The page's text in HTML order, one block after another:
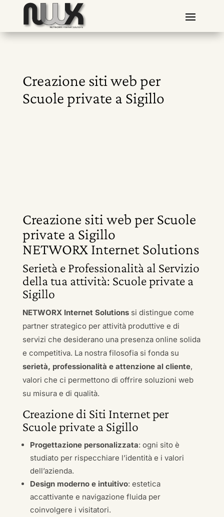
Creazione siti web per
Scuole private a Sigillo
Creazione siti web per Scuole
private a Sigillo
NETWORX Internet Solutions
Serietà e Professionalità al Servizio
della tua attività: Scuole private a
Sigillo
NETWORX Internet Solutionssi distingue come
partner strategico per attività produttive e di
servizi che desiderano una presenza online solida
e competitiva. La nostra filosofia si fonda su
serietà, professionalità e attenzione al cliente,
valori che ci permettono di offrire soluzioni web
su misura e di qualità.
Creazione di Siti Internet per
Scuole private a Sigillo
Progettazione personalizzata: ogni sito è
studiato per rispecchiare l’identità e i valori
dell’azienda.
Design moderno e intuitivo: estetica
accattivante e navigazione fluida per
coinvolgere i visitatori.